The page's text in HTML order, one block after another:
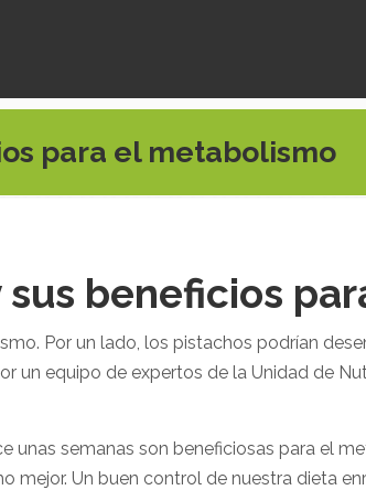
para el metabolismo
sus beneficios
Por un lado, los pistachos podrían
un equipo de expertos de la Unidad de
unas semanas son beneficiosas para el
mejor. Un buen control de nuestra dieta